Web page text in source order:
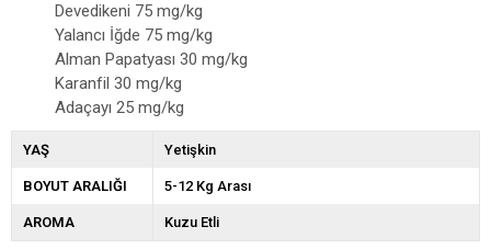
Devedikeni 75 mg/kg
Yalancı İğde 75 mg/kg
Alman Papatyası 30 mg/kg
Karanfil 30 mg/kg
Adaçayı 25 mg/kg
YAŞ Yetişkin
BOYUT ARALIĞI 5-12 Kg Arası
AROMA Kuzu Etli